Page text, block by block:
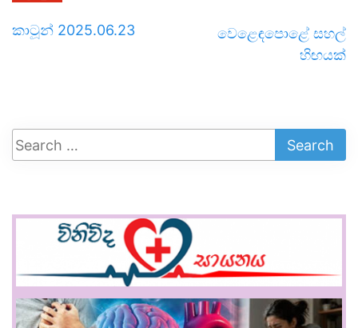
කාටූන් 2025.06.23
වෙළෙඳපොළේ සහල්
හිඟයක්